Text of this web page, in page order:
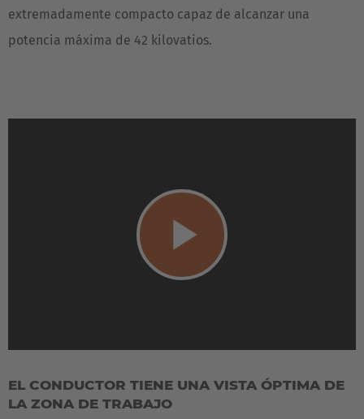
Deutsch
Deutschland
Deutsch
extremadamente compacto capaz de alcanzar una
potencia máxima de 42 kilovatios.
Play
Video
EL CONDUCTOR TIENE UNA VISTA ÓPTIMA DE
LA ZONA DE TRABAJO